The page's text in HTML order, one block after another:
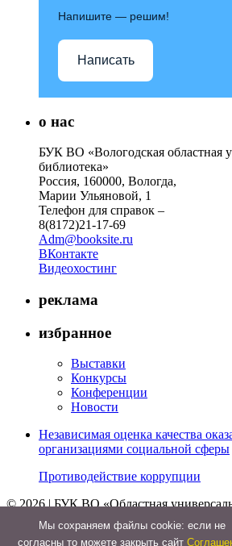
Напишите — решим!
Написать
о нас
БУК ВО «Вологодская областная
библиотека»
Россия, 160000, Вологда,
Марии Ульяновой, 1
Телефон для справок –
8(8172)21-17-69
Adm@booksite.ru
ВКонтакте
Видеохостинг
реклама
избранное
Выставки
Конкурсы
Конференции
Новости
Независимая оценка качества
организациями социальной сферы
Противодействие коррупции
© 2026 | БУК ВО «Областная
библиотека»
Мы cохраняем файлы cookie: если не
согласны то можете закрыть сайт